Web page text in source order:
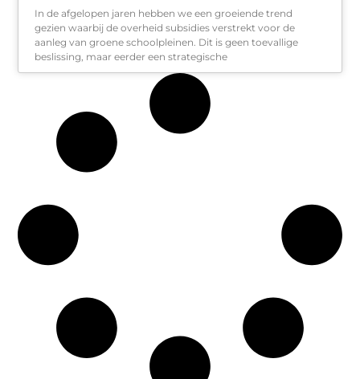
In de afgelopen jaren hebben we een groeiende trend
gezien waarbij de overheid subsidies verstrekt voor de
aanleg van groene schoolpleinen. Dit is geen toevallige
beslissing, maar eerder een strategische